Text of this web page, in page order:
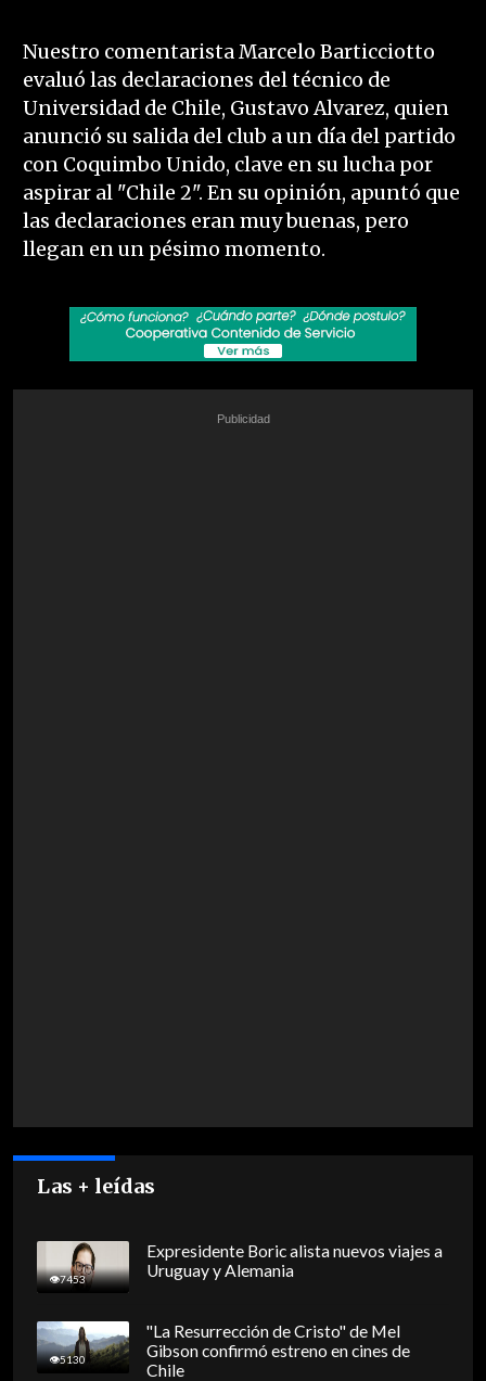
Nuestro comentarista Marcelo Barticciotto
evaluó las declaraciones del técnico de
Universidad de Chile, Gustavo Alvarez, quien
anunció su salida del club a un día del partido
con Coquimbo Unido, clave en su lucha por
aspirar al "Chile 2". En su opinión, apuntó que
las declaraciones eran muy buenas, pero
llegan en un pésimo momento.
Las + leídas
7453
Expresidente Boric alista nuevos viajes a
Uruguay y Alemania
5130
"La Resurrección de Cristo" de Mel
Gibson confirmó estreno en cines de
Chile